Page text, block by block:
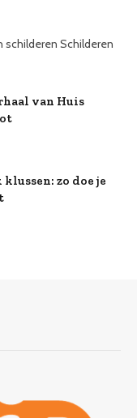
schilderen Schilderen
van Huis
zo doe je